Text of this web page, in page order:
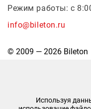
Режим работы: с
info@bileton.ru
© 2009 — 2026 Bileton
Используя